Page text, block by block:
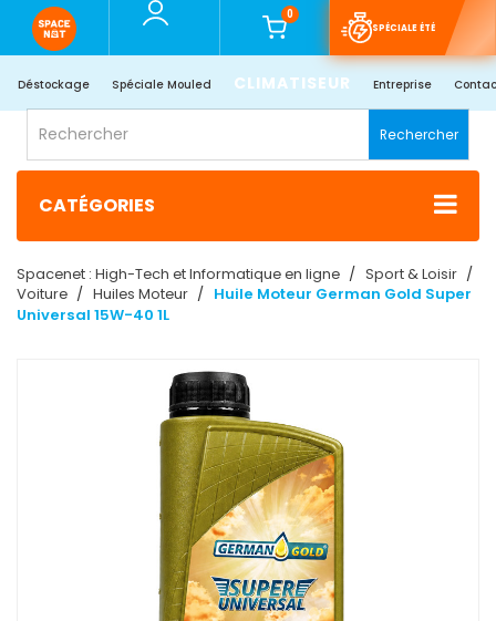
0
SPÉCIALE ÉTÉ
Déstockage Spéciale Mouled CLIMATISEUR Entreprise
Rechercher
CATÉGORIES
Spacenet : High-Tech et Informatique en ligne
Sport & Loisir
Voiture
Huiles Moteur
Huile Moteur German Gold Super
Universal 15W-40 1L